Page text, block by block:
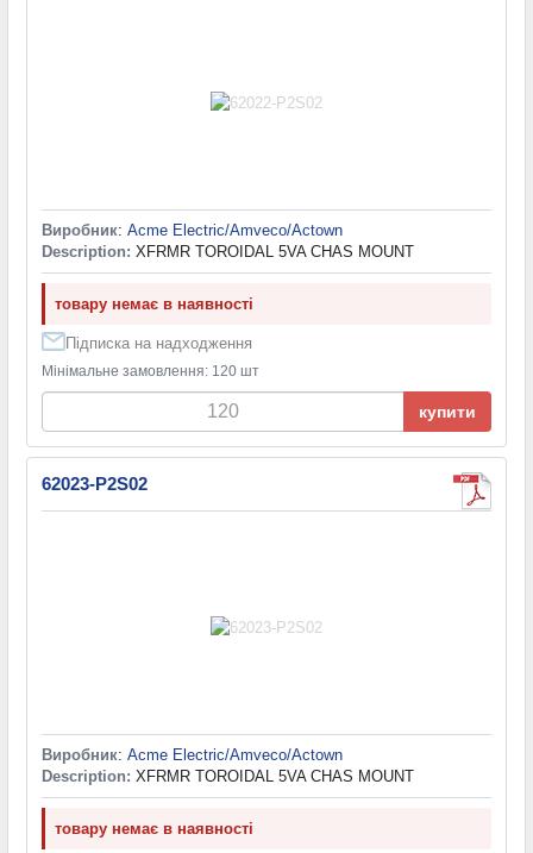
Виробник: Acme Electric/Amveco/Actown
Description: XFRMR TOROIDAL 5VA CHAS MOUNT
товару немає в наявності
Підписка на надходження
Мінімальне замовлення: 120 шт
купити
62023-P2S02
Виробник: Acme Electric/Amveco/Actown
Description: XFRMR TOROIDAL 5VA CHAS MOUNT
товару немає в наявності